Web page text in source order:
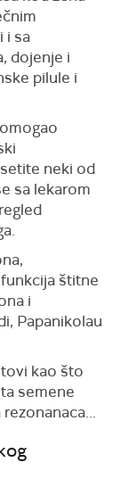
i sa
dojenje i
pilule i
neki od
sa lekarom
štitne
i
Papanikolau
kao što
semene